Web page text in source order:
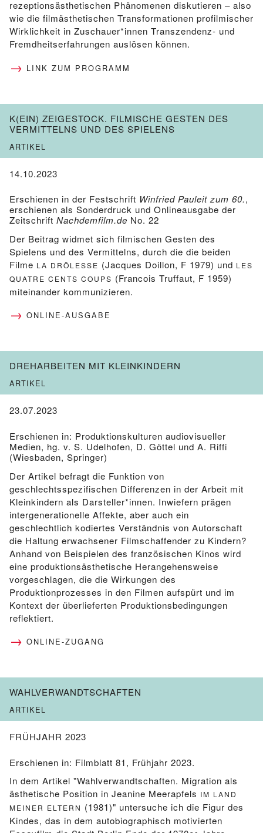
rezeptionsästhetischen Phänomenen diskutieren – also
wie die filmästhetischen Transformationen profilmischer
Wirklichkeit in Zuschauer*innen Transzendenz- und
Fremdheitserfahrungen auslösen können.
LINK ZUM PROGRAMM
K(EIN) ZEIGESTOCK. FILMISCHE GESTEN DES
VERMITTELNS UND DES SPIELENS
ARTIKEL
14.10.2023
Erschienen in der Festschrift Winfried Pauleit zum 60.,
erschienen als Sonderdruck und Onlineausgabe der
Zeitschrift Nachdemfilm.de No. 22
Der Beitrag widmet sich filmischen Gesten des
Spielens und des Vermittelns, durch die die beiden
Filme LA DRÔLESSE (Jacques Doillon, F 1979) und LES
QUATRE CENTS COUPS (Francois Truffaut, F 1959)
miteinander kommunizieren.
ONLINE-AUSGABE
DREHARBEITEN MIT KLEINKINDERN
ARTIKEL
23.07.2023
Erschienen in: Produktionskulturen audiovisueller
Medien, hg. v. S. Udelhofen, D. Göttel und A. Riffi
(Wiesbaden, Springer)
Der Artikel befragt die Funktion von
geschlechtsspezifischen Differenzen in der Arbeit mit
Kleinkindern als Darsteller*innen. Inwiefern prägen
intergenerationelle Affekte, aber auch ein
geschlechtlich kodiertes Verständnis von Autorschaft
die Haltung erwachsener Filmschaffender zu Kindern?
Anhand von Beispielen des französischen Kinos wird
eine produktionsästhetische Herangehensweise
vorgeschlagen, die die Wirkungen des
Produktionprozesses in den Filmen aufspürt und im
Kontext der überlieferten Produktionsbedingungen
reflektiert.
ONLINE-ZUGANG
WAHLVERWANDTSCHAFTEN
ARTIKEL
FRÜHJAHR 2023
Erschienen in: Filmblatt 81, Frühjahr 2023.
In dem Artikel "Wahlverwandtschaften. Migration als
ästhetische Position in Jeanine Meerapfels IM LAND
MEINER ELTERN (1981)" untersuche ich die Figur des
Kindes, das in dem autobiographisch motivierten